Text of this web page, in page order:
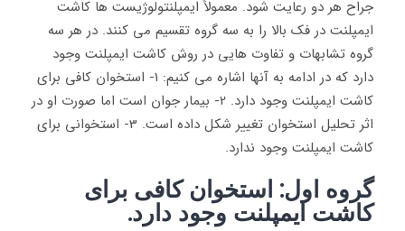
جراح هر دو رعایت شود. معمولاً ایمپلنتولوژیست ها کاشت
ایمپلنت در فک بالا را به سه گروه تقسیم می کنند. در هر سه
گروه تشابهات و تفاوت هایی در روش کاشت ایمپلنت وجود
دارد که در ادامه به آنها اشاره می کنیم: 1- استخوان کافی برای
کاشت ایمپلنت وجود دارد. 2- بیمار جوان است اما صورت او در
اثر تحلیل استخوان تغییر شکل داده است. 3- استخوانی برای
کاشت ایمپلنت وجود ندارد.
گروه اول: استخوان کافی برای
کاشت ایمپلنت وجود دارد.